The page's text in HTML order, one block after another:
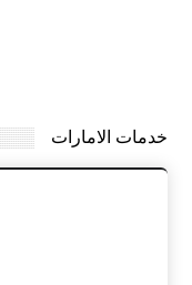
خدمات الامارات